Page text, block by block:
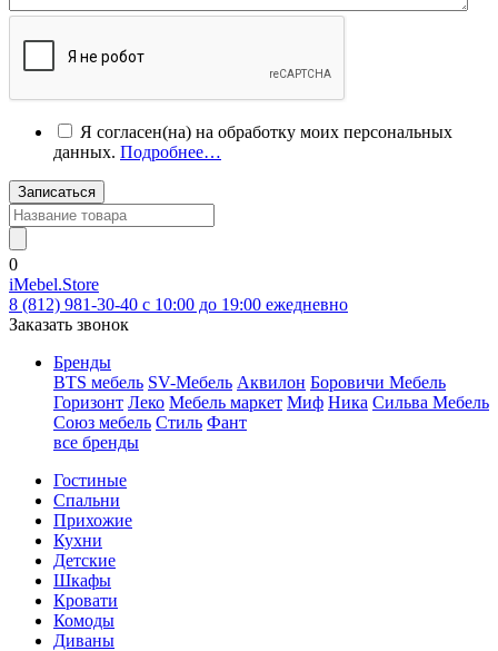
Я согласен(на) на обработку моих персональных
данных. Подробнее…
Записаться
0
iMebel.Store
8 (812) 981-30-40 c 10:00 до 19:00 ежедневно
Заказать звонок
Бренды
BTS мебель SV-Мебель Аквилон Боровичи Мебель
Горизонт Леко Мебель маркет Миф Ника Сильва Мебель
Союз мебель Стиль Фант
все бренды
Гостиные
Спальни
Прихожие
Кухни
Детские
Шкафы
Кровати
Комоды
Диваны